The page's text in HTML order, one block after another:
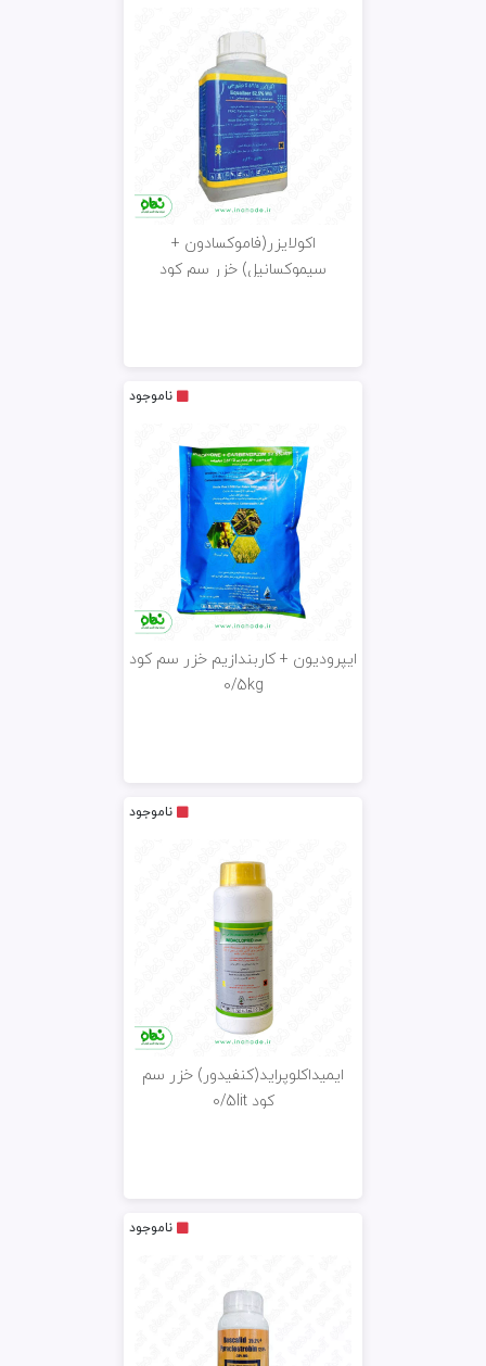
اکولایزر(فاموکسادون +
سیموکسانیل) خزر سم کود
ناموجود
ایپرودیون + کاربندازیم خزر سم کود
0/5kg
ناموجود
ایمیداکلوپراید(کنفیدور) خزر سم
کود 0/5lit
ناموجود